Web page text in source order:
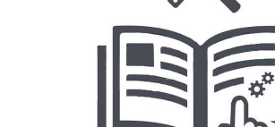
Prismafood